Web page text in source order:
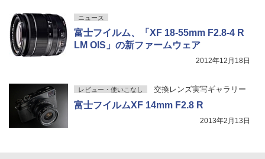
ニュース
富士フイルム、「XF 18-55mm F2.8-4 R
LM OIS」の新ファームウェア
2012年12月18日
レビュー・使いこなし 交換レンズ実写ギャラリー
富士フイルムXF 14mm F2.8 R
2013年2月13日